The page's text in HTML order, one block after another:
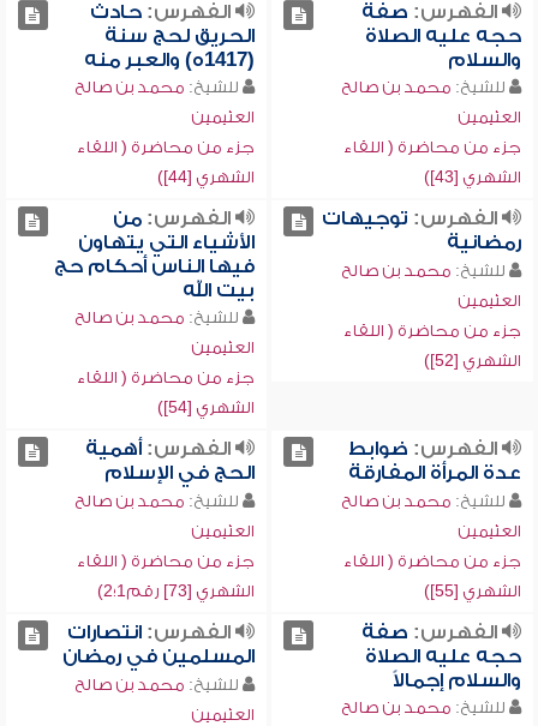
الفهرس: صفة
حجه عليه الصلاة
والسلام
للشيخ: محمد بن صالح
العثيمين
جزء من محاضرة ( اللقاء
الشهري [43])
الفهرس:حادث
الحريق لحج سنة
(1417ه) والعبر منه
للشيخ: محمد بن صالح
العثيمين
جزء من محاضرة ( اللقاء
الشهري [44])
الفهرس: توجيهات
رمضانية
للشيخ: محمد بن صالح
العثيمين
جزء من محاضرة ( اللقاء
الشهري [52])
الفهرس:من
الأشياء التي يتهاون
فيها الناس أحكام حج
بيت الله
للشيخ: محمد بن صالح
العثيمين
جزء من محاضرة ( اللقاء
الشهري [54])
الفهرس: ضوابط
عدة المرأة المفارقة
للشيخ: محمد بن صالح
العثيمين
جزء من محاضرة ( اللقاء
الشهري [55])
الفهرس:أهمية
الحج في الإسلام
للشيخ: محمد بن صالح
العثيمين
جزء من محاضرة ( اللقاء
الشهري [73] رقم1؛2)
الفهرس: صفة
حجه عليه الصلاة
والسلام إجمالاً
للشيخ: محمد بن صالح
الفهرس:انتصارات
المسلمين في رمضان
للشيخ: محمد بن صالح
العثيمين